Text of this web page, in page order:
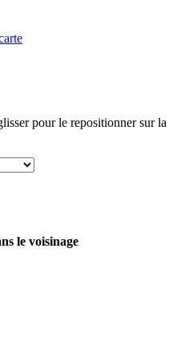
pour le repositionner sur la
le voisinage